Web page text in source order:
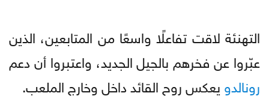
التهنئة لاقت تفاعلًا واسعًا من المتابعين، الذين
عبّروا عن فخرهم بالجيل الجديد، واعتبروا أن دعم
رونالدويعكس روح القائد داخل وخارج الملعب.